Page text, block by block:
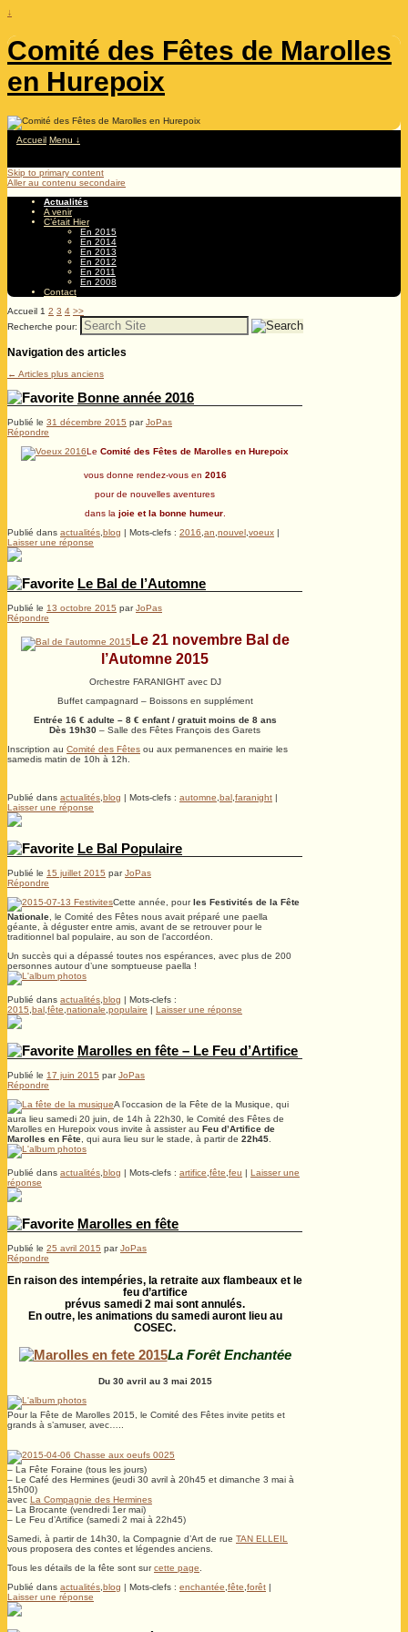
↓
Comité des Fêtes de Marolles
en Hurepoix
Accueil Menu ↓
Skip to primary content
Aller au contenu secondaire
Actualités
A venir
C’était Hier
En 2015
En 2014
En 2013
En 2012
En 2011
En 2008
Contact
Accueil 1 2 3 4 >>
Recherche pour:
Navigation des articles
← Articles plus anciens
Bonne année 2016
Publié le 31 décembre 2015 parJoPas
Répondre
Le Comité des Fêtes de Marolles en Hurepoix
vous donne rendez-vous en 2016
pour de nouvelles aventures
dans la joie et la bonne humeur.
Publié dans actualités,blog Mots-clefs : 2016,an,nouvel ,voeux
Laisser une réponse
Le Bal de l’Automne
Publié le 13 octobre 2015 parJoPas
Répondre
Le 21 novembre Bal de
l’Automne 2015
Orchestre FARANIGHT avec DJ
Buffet campagnard – Boissons en supplément
Entrée 16 € adulte – 8 € enfant / gratuit moins de 8 ans
Dès 19h30 – Salle des Fêtes François des Garets
Inscription au Comité des Fêtes ou aux permanences en mairie les
samedis matin de 10h à 12h.
Publié dans actualités,blog | Mots-clefs : automne,bal,faranight |
Laisser une réponse
Le Bal Populaire
Publié le 15 juillet 2015 parJoPas
Répondre
Cette année, pourles Festivités de la Fête
Nationale , le Comité des Fêtes nous avait préparé une paella
géante, à déguster entre amis, avant de se retrouver pour le
traditionnel bal populaire, au son de l’accordéon.
Un succès qui a dépassé toutes nos espérances, avec plus de 200
personnes autour d’une somptueuse paella !
Publié dans actualités blog | Mots-clefs :
2015 bal fête nationale populaire | Laisser une réponse
Marolles en fête – Le Feu d’Artifice
Publié le 17 juin 2015 parJoPas
Répondre
A l’occasion de la Fête de la Musique, qui
aura lieu samedi 20 juin, de 14h à 22h30, le Comité des Fêtes de
Marolles en Hurepoix vous invite à assister au Feu d’Artifice de
Marolles en Fête , qui aura lieu sur le stade, à partir de 22h45
Publié dans actualités blog | Mots-clefs : artifice fête feu | Laisser une
réponse
Marolles en fête
Publié le 25 avril 2015 parJoPas
Répondre
En raison des intempéries, la retraite aux flambeaux et le
feu d’artifice
prévus samedi 2 mai sont annulés.
En outre, les animations du samedi auront lieu au
COSEC.
La Forêt Enchantée
Du 30 avril au 3 mai 2015
Pour la Fête de Marolles 2015, le Comité des Fêtes invite petits et
grands à s’amuser, avec…..
– La Fête Foraine (tous les jours)
– Le Café des Hermines (jeudi 30 avril à 20h45 et dimanche 3 mai à
15h00)
avec La Compagnie des Hermines
– La Brocante (vendredi 1er mai)
– Le Feu d’Artifice (samedi 2 mai à 22h45)
Samedi, à partir de 14h30, la Compagnie d’Art de rue TAN ELLEIL
vous proposera des contes et légendes anciens.
Tous les détails de la fête sont surcette page
Publié dans actualités blog | Mots-clefs : enchantée fête forêt |
Laisser une réponse